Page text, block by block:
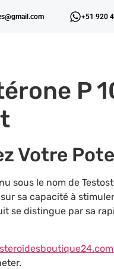
+51 920
P
Votre
sous le nom de
sa capacité à
se distingue par sa